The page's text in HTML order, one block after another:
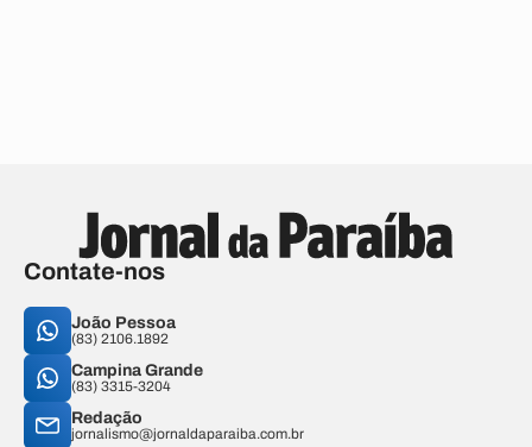
Contate-nos
João Pessoa
(83) 2106.1892
Campina Grande
(83) 3315-3204
Redação
jornalismo@jornaldaparaiba.com.br